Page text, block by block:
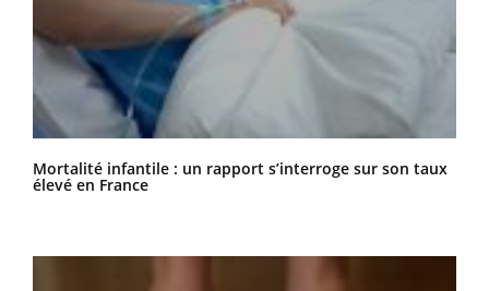
Mortalité infantile : un rapport s’interroge sur son taux
élevé en France